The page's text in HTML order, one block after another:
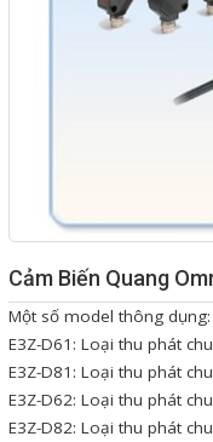
Cảm Biến Quang
Một số model thông dụng:
E3Z-D61: Loại thu phát
E3Z-D81: Loại thu phát
E3Z-D62: Loại thu phát
E3Z-D82: Loại thu phát
Giải pháp quản lý
Đồng hồ thời gian
Máy dò kim loại
Màn hình cảm ứng
PLC - Bộ lập trình PLC